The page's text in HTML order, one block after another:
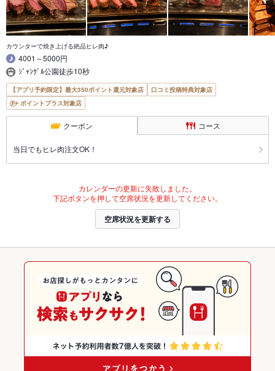
カウンターで焼き上げる絶品ヒレ肉♪
4001～5000円
ｼﾞｬﾝｸﾞﾙ公園徒歩10秒
【アプリ予約限定】最大350ポイント還元対象店
口コミ投稿特典対象店
ポイントプラス対象店
クーポン コース
当日でもヒレ肉注文OK！
カレンダーの更新に失敗しました。
下記ボタンを押して空席状況を更新してください。
空席状況を更新する